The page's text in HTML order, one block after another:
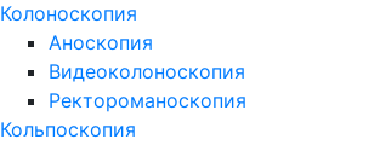
Колоноскопия
Аноскопия
Видеоколоноскопия
Ректороманоскопия
Кольпоскопия